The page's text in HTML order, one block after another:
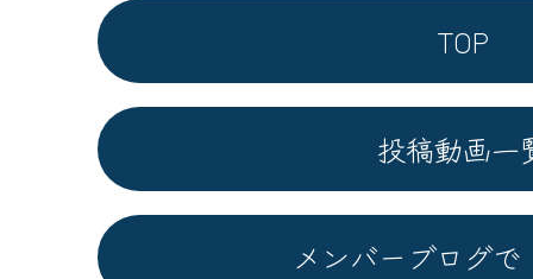
TOP
投稿動画一
メンバーブログで